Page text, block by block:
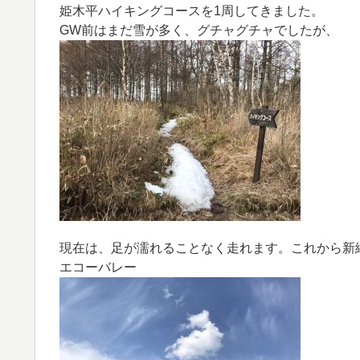
姫木平ハイキングコースを1周してきました。
GW前はまだ雪が多く、グチャグチャでしたが、
現在は、足が濡れることなく走れます。これから新
エコーバレー